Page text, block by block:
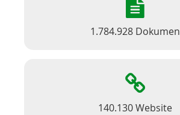
1.784.928 Dokumen
140.130 Website